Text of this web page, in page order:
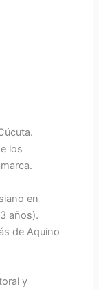
los
en
años).
de Aquino
y